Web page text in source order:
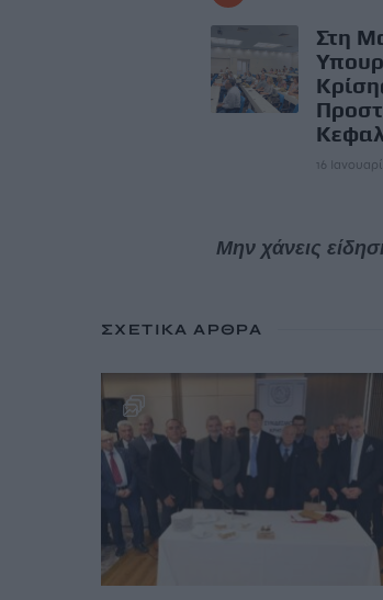
Στη
16
Μην χάνεις
ΣΧΕΤΙΚΆ ΆΡΘΡΑ